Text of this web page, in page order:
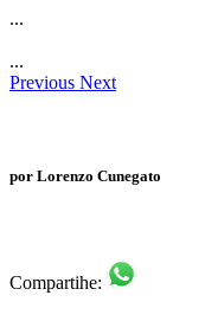
...
...
Previous Next
por Lorenzo Cunegato
Compartihe: